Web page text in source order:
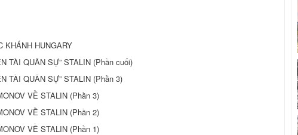
KHÁNH HUNGARY
TÀI QUÂN SỰ” STALIN (Phần cuối)
TÀI QUÂN SỰ” STALIN (Phần 3)
VỀ STALIN (Phần 3)
VỀ STALIN (Phần 2)
VỀ STALIN (Phần 1)